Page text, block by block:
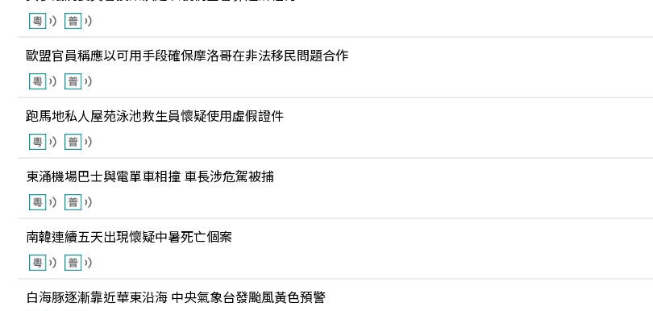
歐盟官員稱應以可用手段確保摩洛哥在非法移民問題合作
跑馬地私人屋苑泳池救生員懷疑使用虛假證件
東涌機場巴士與電單車相撞 車長涉危駕被捕
南韓連續五天出現懷疑中暑死亡個案
白海豚逐漸靠近華東沿海 中央氣象台發颱風黃色預警